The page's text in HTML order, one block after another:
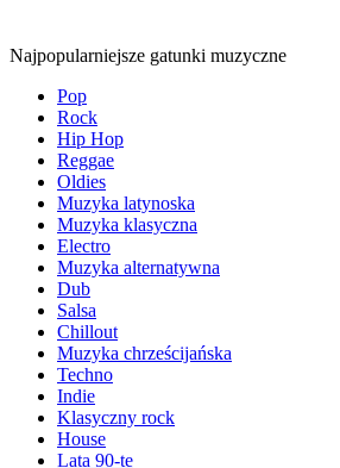
Najpopularniejsze gatunki muzyczne
Pop
Rock
Hip Hop
Reggae
Oldies
Muzyka latynoska
Muzyka klasyczna
Electro
Muzyka alternatywna
Dub
Salsa
Chillout
Muzyka chrześcijańska
Techno
Indie
Klasyczny rock
House
Lata 90-te